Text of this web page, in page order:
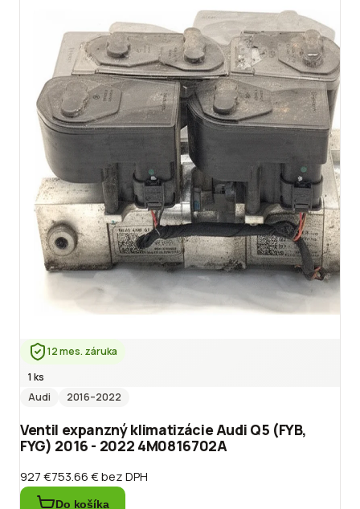
12 mes. záruka
1 ks
Audi
2016–2022
Ventil expanzný klimatizácie Audi Q5 (FYB,
FYG) 2016 - 2022 4M0816702A
927 €753.66 €bez DPH
Do košíka